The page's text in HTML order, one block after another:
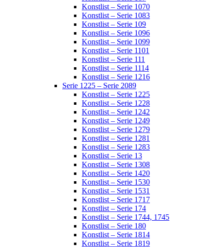
Konstlist – Serie 1070
Konstlist – Serie 1083
Konstlist – Serie 109
Konstlist – Serie 1096
Konstlist – Serie 1099
Konstlist – Serie 1101
Konstlist – Serie 111
Konstlist – Serie 1114
Konstlist – Serie 1216
Serie 1225 – Serie 2089
Konstlist – Serie 1225
Konstlist – Serie 1228
Konstlist – Serie 1242
Konstlist – Serie 1249
Konstlist – Serie 1279
Konstlist – Serie 1281
Konstlist – Serie 1283
Konstlist – Serie 13
Konstlist – Serie 1308
Konstlist – Serie 1420
Konstlist – Serie 1530
Konstlist – Serie 1531
Konstlist – Serie 1717
Konstlist – Serie 174
Konstlist – Serie 1744, 1745
Konstlist – Serie 180
Konstlist – Serie 1814
Konstlist – Serie 1819